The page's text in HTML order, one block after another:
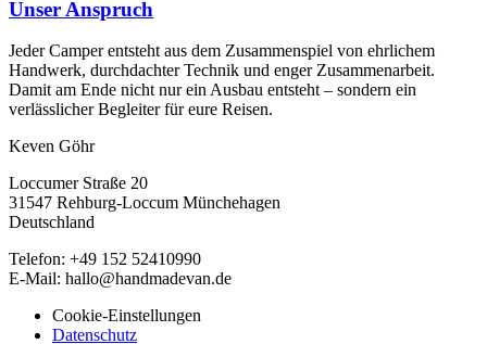
Unser Anspruch
Jeder Camper entsteht aus dem Zusammenspiel von ehrlichem
Handwerk, durchdachter Technik und enger Zusammenarbeit.
Damit am Ende nicht nur ein Ausbau entsteht – sondern ein
verlässlicher Begleiter für eure Reisen.
Keven Göhr
Loccumer Straße 20
31547 Rehburg-Loccum Münchehagen
Deutschland
Telefon: +49 152 52410990
E-Mail: hallo@handmadevan.de
Cookie-Einstellungen
Datenschutz